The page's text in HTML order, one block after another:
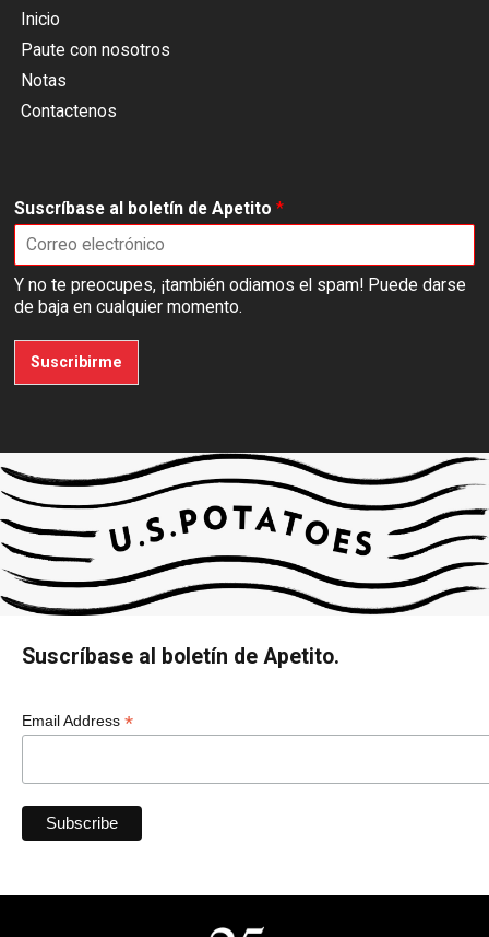
Inicio
Paute con nosotros
Notas
Contactenos
Suscríbase al boletín de Apetito *
Y no te preocupes, ¡también odiamos el spam! Puede darse
de baja en cualquier momento.
Suscribirme
Suscríbase al boletín de Apetito.
Email Address *